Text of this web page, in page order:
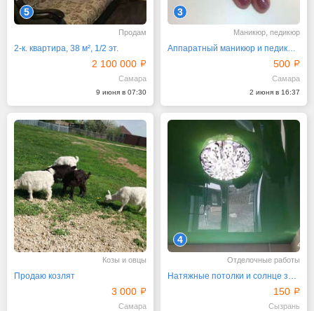
5
Продам
2-к. квартира, 38 м², 1/2 эт.
2 100 000
Самара
9 июня в 07:30
3
Маникюр, педикюр
Аппаратный маникюр и педикюр, наращивание
500
Самара
2 июня в 16:37
Козы и овцы
Продаю козлят
3 000
Самара
4
Отделочные работы
Натяжные потолки и солнце защитные системы FOROOM
150
Сызрань